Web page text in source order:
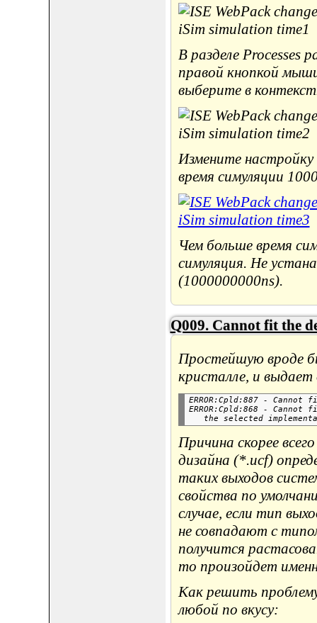
В разделе Processes
правой кнопкой
выберите в
Измените
время симуляции
Чем больше время
симуляция. Не
(1000000000ns).
Q009. Cannot fit the
Простейшую вроде
кристалле, и
ERROR:Cpld:887 -
ERROR:Cpld:868 -
Причина скорее
дизайна (*.ucf)
таких выходов
свойства по
случае, если тип
не совпадают с
получится
то произойдет
Как решить
любой по вкусу: